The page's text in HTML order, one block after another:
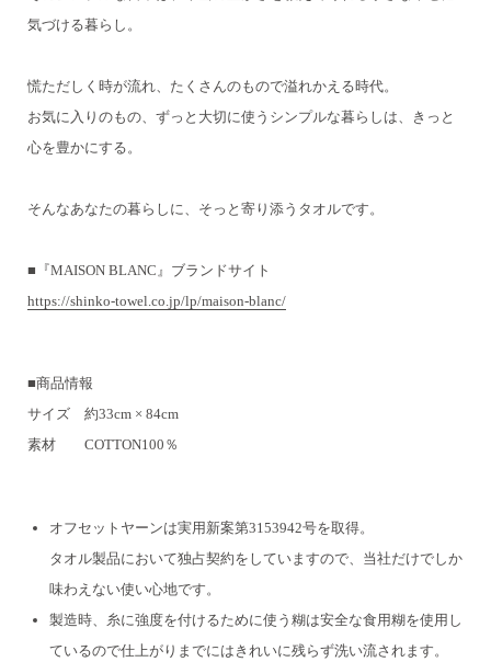
気づける暮らし。
慌ただしく時が流れ、たくさんのもので溢れかえる時代。
お気に入りのもの、ずっと大切に使うシンプルな暮らしは、きっと
心を豊かにする。
そんなあなたの暮らしに、そっと寄り添うタオルです。
■『MAISON BLANC』ブランドサイト
https://shinko-towel.co.jp/lp/maison-blanc/
■商品情報
サイズ 約33cm × 84cm
素材 COTTON100％
オフセットヤーンは実用新案第3153942号を取得。
タオル製品において独占契約をしていますので、当社だけでしか
味わえない使い心地です。
製造時、糸に強度を付けるために使う糊は安全な食用糊を使用し
ているので仕上がりまでにはきれいに残らず洗い流されます。